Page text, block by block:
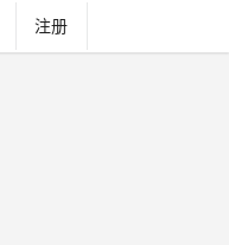
注册